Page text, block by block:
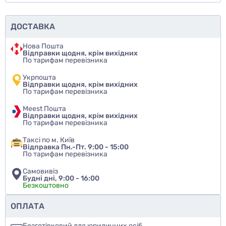
Чи рекомендуєте ви цей товар
так
ДОСТАВКА
Нова Пошта
Відправки щодня, крім вихідних
По тарифам перевізника
Укрпошта
Відправки щодня, крім вихідних
По тарифам перевізника
Meest Пошта
Відправки щодня, крім вихідних
По тарифам перевізника
Таксі по м. Київ
Відправка Пн.-Пт. 9:00 - 15:00
По тарифам перевізника
Самовивіз
Будні дні, 9:00 - 16:00
Безкоштовно
ОПЛАТА